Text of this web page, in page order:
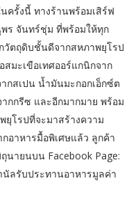
ครั้งนี้ ทางร้านพร้อมเสิร์ฟ
ร จันทร์ชุ่ม ที่พร้อมให้ทุก
วัตถุดิบชั้นดีจากสหภาพยุโรป
สมะเขือเทศออร์แกนิกจาก
กสเปน น้ำมันมะกอกเอ็กซ์ต
กกรีซ และอีกมากมาย พร้อม
ยุโรปที่จะมาสร้างความ
อาหารมื้อพิเศษแล้ว ลูกค้า
นายนบน Facebook Page:
นัลรับประทานอาหารมูลค่า